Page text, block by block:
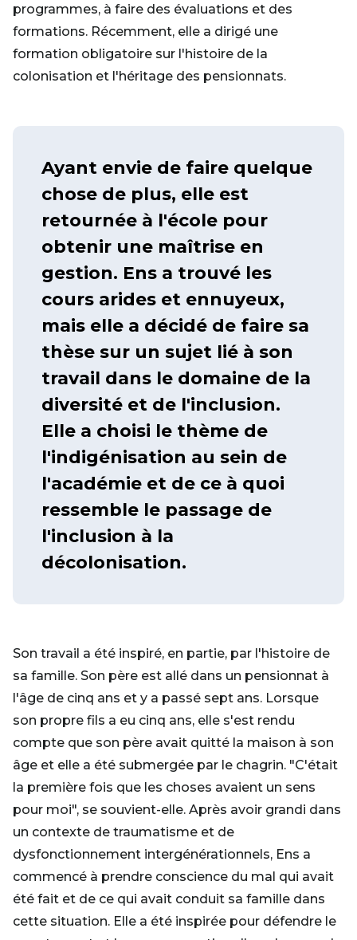
programmes, à faire des évaluations et des
formations. Récemment, elle a dirigé une
formation obligatoire sur l'histoire de la
colonisation et l'héritage des pensionnats.
Ayant envie de faire quelque
chose de plus, elle est
retournée à l'école pour
obtenir une maîtrise en
gestion. Ens a trouvé les
cours arides et ennuyeux,
mais elle a décidé de faire sa
thèse sur un sujet lié à son
travail dans le domaine de la
diversité et de l'inclusion.
Elle a choisi le thème de
l'indigénisation au sein de
l'académie et de ce à quoi
ressemble le passage de
l'inclusion à la
décolonisation.
Son travail a été inspiré, en partie, par l'histoire de
sa famille. Son père est allé dans un pensionnat à
l'âge de cinq ans et y a passé sept ans. Lorsque
son propre fils a eu cinq ans, elle s'est rendu
compte que son père avait quitté la maison à son
âge et elle a été submergée par le chagrin. "C'était
la première fois que les choses avaient un sens
pour moi", se souvient-elle. Après avoir grandi dans
un contexte de traumatisme et de
dysfonctionnement intergénérationnels, Ens a
commencé à prendre conscience du mal qui avait
été fait et de ce qui avait conduit sa famille dans
cette situation. Elle a été inspirée pour défendre le